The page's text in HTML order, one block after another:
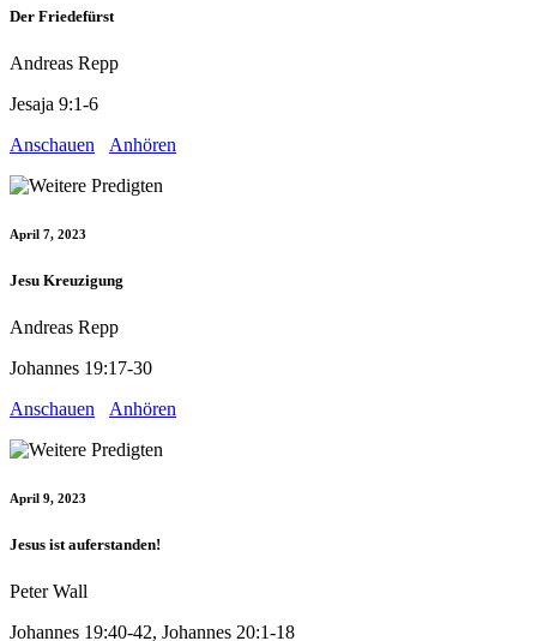
Der Friedefürst
Andreas Repp
Jesaja 9:1-6
Anschauen
Anhören
April 7, 2023
Jesu Kreuzigung
Andreas Repp
Johannes 19:17-30
Anschauen
Anhören
April 9, 2023
Jesus ist auferstanden!
Peter Wall
Johannes 19:40-42, Johannes 20:1-18